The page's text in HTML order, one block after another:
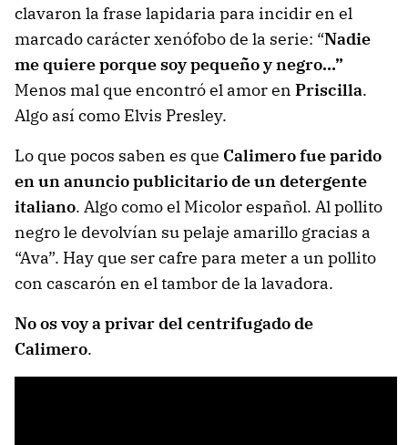
clavaron la frase lapidaria para incidir en el
marcado carácter xenófobo de la serie: “Nadie
me quiere porque soy pequeño y negro…”
Menos mal que encontró el amor en Priscilla.
Algo así como Elvis Presley.
Lo que pocos saben es que Calimero fue parido
en un anuncio publicitario de un detergente
italiano. Algo como el Micolor español. Al pollito
negro le devolvían su pelaje amarillo gracias a
“Ava”. Hay que ser cafre para meter a un pollito
con cascarón en el tambor de la lavadora.
No os voy a privar del centrifugado de
Calimero.